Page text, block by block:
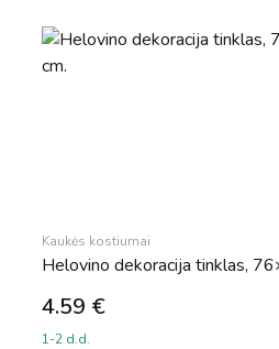
Kaukės kostiumai
Helovino dekoracija tinklas,
4.59 €
1-2 d.d.